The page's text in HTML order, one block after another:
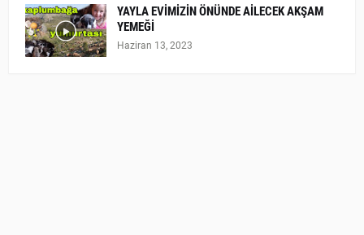
YAYLA EVİMİZİN ÖNÜNDE AİLECEK AKŞAM
YEMEĞİ
Haziran 13, 2023